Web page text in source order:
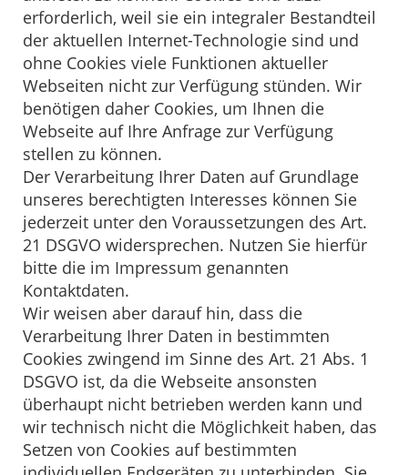
erforderlich, weil sie ein integraler Bestandteil
der aktuellen Internet-Technologie sind und
ohne Cookies viele Funktionen aktueller
Webseiten nicht zur Verfügung stünden. Wir
benötigen daher Cookies, um Ihnen die
Webseite auf Ihre Anfrage zur Verfügung
stellen zu können.
Der Verarbeitung Ihrer Daten auf Grundlage
unseres berechtigten Interesses können Sie
jederzeit unter den Voraussetzungen des Art.
21 DSGVO widersprechen. Nutzen Sie hierfür
bitte die im Impressum genannten
Kontaktdaten.
Wir weisen aber darauf hin, dass die
Verarbeitung Ihrer Daten in bestimmten
Cookies zwingend im Sinne des Art. 21 Abs. 1
DSGVO ist, da die Webseite ansonsten
überhaupt nicht betrieben werden kann und
wir technisch nicht die Möglichkeit haben, das
Setzen von Cookies auf bestimmten